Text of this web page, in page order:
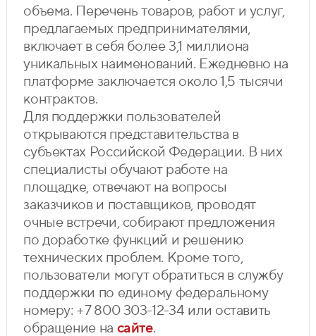
объема. Перечень товаров, работ и услуг,
предлагаемых предпринимателями,
включает в себя более 3,1 миллиона
уникальных наименований. Ежедневно на
платформе заключается около 1,5 тысячи
контрактов.
Для поддержки пользователей
открываются представительства в
субъектах Российской Федерации. В них
специалисты обучают работе на
площадке, отвечают на вопросы
заказчиков и поставщиков, проводят
очные встречи, собирают предложения
по доработке функций и решению
технических проблем. Кроме того,
пользователи могут обратиться в службу
поддержки по единому федеральному
номеру: +7 800 303⁠-12⁠-34 или оставить
обращение на сайте.